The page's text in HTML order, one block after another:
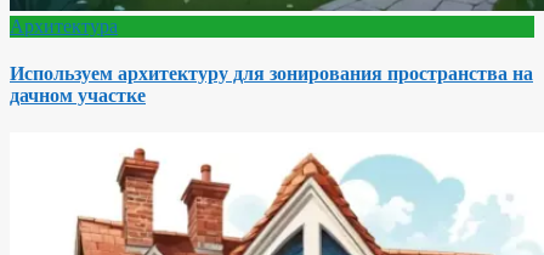
Архитектура
Используем архитектуру для зонирования пространства на
дачном участке